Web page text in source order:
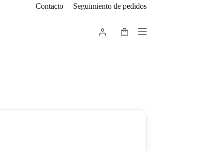
Contacto Seguimiento de pedidos
Carro